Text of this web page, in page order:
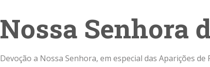
Nossa Senhora
Devoção a Nossa Senhora, em especial das Aparições